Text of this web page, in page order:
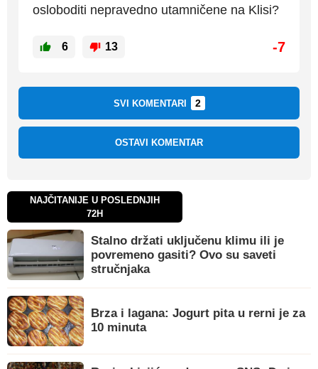
osloboditi nepravedno utamničene na Klisi?
6 13 -7
SVI KOMENTARI 2
OSTAVI KOMENTAR
NAJČITANIJE U POSLEDNJIH
72H
Stalno držati uključenu klimu ili je
povremeno gasiti? Ovo su saveti
stručnjaka
Brza i lagana: Jogurt pita u rerni je za
10 minuta